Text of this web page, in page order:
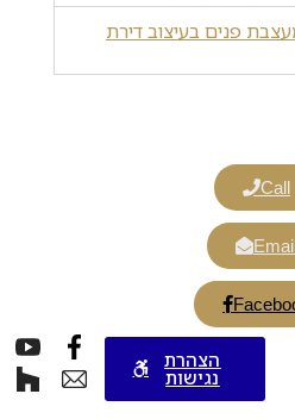
פנים בעיצוב דירת
Call
הצהרת
נגישות